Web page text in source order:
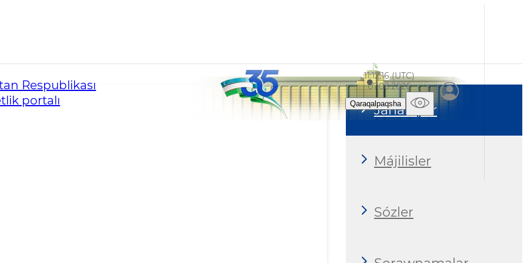
Respublikası
portalı
11:12:18 (UTC)
07.08.2026
Qaraqalpaqsha
Jańalıqlar
Májilisler
Sózler